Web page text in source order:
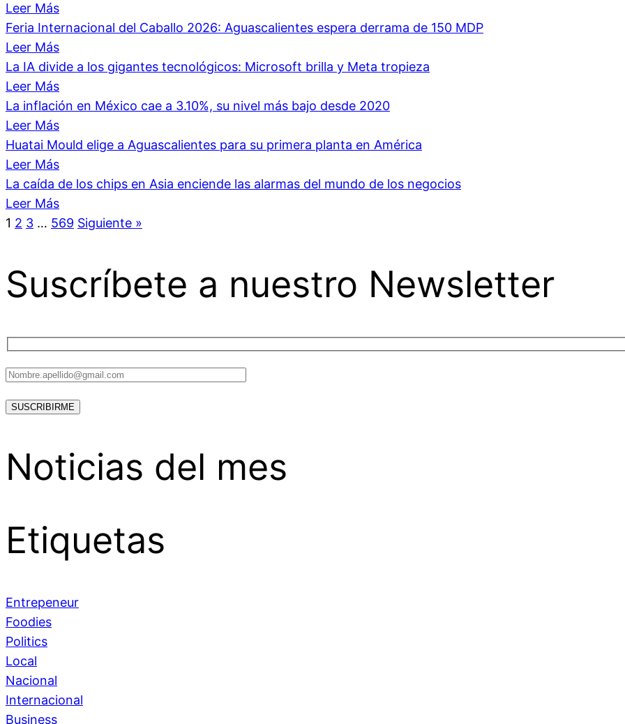
Leer Más
Feria Internacional del Caballo 2026: Aguascalientes espera derrama de 150 MDP
Leer Más
La IA divide a los gigantes tecnológicos: Microsoft brilla y Meta tropieza
Leer Más
La inflación en México cae a 3.10%, su nivel más bajo desde 2020
Leer Más
Huatai Mould elige a Aguascalientes para su primera planta en América
Leer Más
La caída de los chips en Asia enciende las alarmas del mundo de los negocios
Leer Más
1 2 3 … 569 Siguiente »
Suscríbete a nuestro Newsletter
Noticias del mes
Etiquetas
Entrepeneur
Foodies
Politics
Local
Nacional
Internacional
Business